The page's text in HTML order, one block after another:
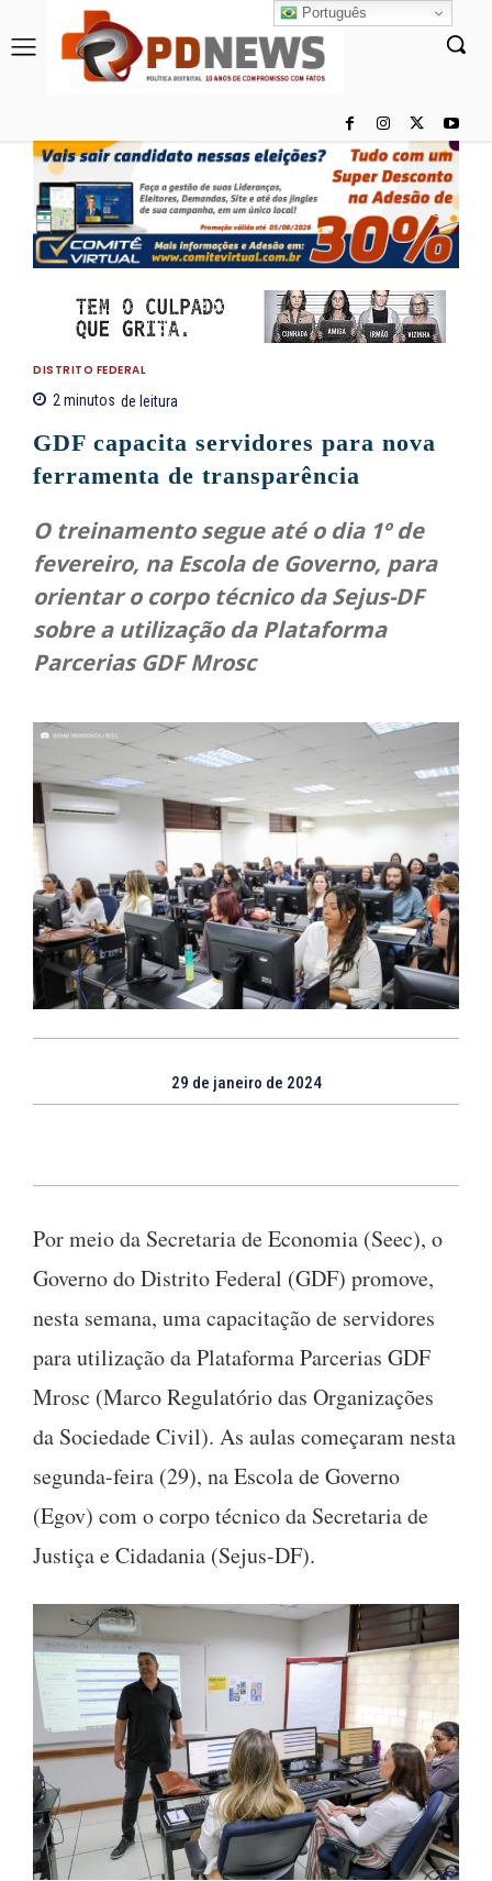
DISTRITO FEDERAL
2minutos de leitura
GDF capacita servidores para nova
ferramenta de transparência
O treinamento segue até o dia 1º de
fevereiro, na Escola de Governo, para
orientar o corpo técnico da Sejus-DF
sobre a utilização da Plataforma
Parcerias GDF Mrosc
29 de janeiro de 2024
Por meio da Secretaria de Economia (Seec), o
Governo do Distrito Federal (GDF) promove,
nesta semana, uma capacitação de servidores
para utilização da Plataforma Parcerias GDF
Mrosc (Marco Regulatório das Organizações
da Sociedade Civil). As aulas começaram nesta
segunda-feira (29), na Escola de Governo
(Egov) com o corpo técnico da Secretaria de
Justiça e Cidadania (Sejus-DF).
Português